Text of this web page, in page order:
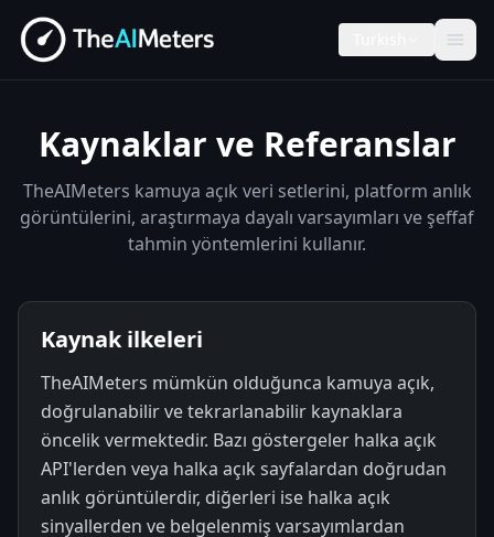
Kaynaklar ve Referanslar
TheAIMeters kamuya açık veri setlerini, platform anlık
görüntülerini, araştırmaya dayalı varsayımları ve şeffaf
tahmin yöntemlerini kullanır.
Kaynak ilkeleri
TheAIMeters mümkün olduğunca kamuya açık,
doğrulanabilir ve tekrarlanabilir kaynaklara
öncelik vermektedir. Bazı göstergeler halka açık
API'lerden veya halka açık sayfalardan doğrudan
anlık görüntülerdir, diğerleri ise halka açık
sinyallerden ve belgelenmiş varsayımlardan